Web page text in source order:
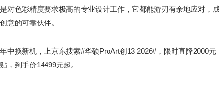
是对色彩精度要求极高的专业设计工作，它都能游刃有余地应对，
创意的可靠伙伴。
年中换新机，上京东搜索#华硕ProArt创13 2026#，限时直降2000
贴，到手价14499元起。